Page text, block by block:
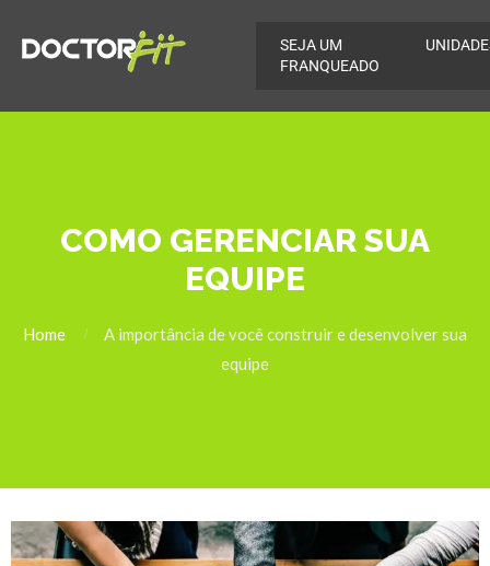
SEJA UM
FRANQUEADO
COMO GERENCIAR SUA
EQUIPE
Home
A importância de você construir e desenvolver sua
equipe